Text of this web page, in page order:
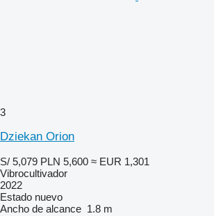
3
Dziekan Orion
S/ 5,079 PLN 5,600 ≈ EUR 1,301
Vibrocultivador
2022
Estado nuevo
Ancho de alcance 1.8 m